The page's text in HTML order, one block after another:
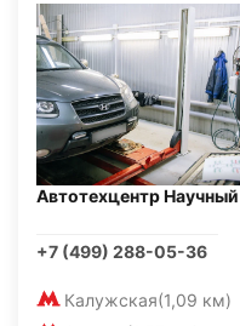
Автотехцентр Научный
+7 (499) 288-05-36
Калужская(1,09 км)